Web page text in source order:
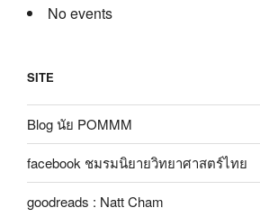
No events
SITE
Blog นัย POMMM
facebook ชมรมนิยายวิทยาศาสตร์ไทย
goodreads : Natt Cham